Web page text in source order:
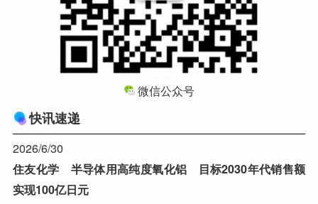
微信公众号
快讯速递
2026/6/30
住友化学 半导体用高纯度氧化铝 目标2030年代销售额
实现100亿日元